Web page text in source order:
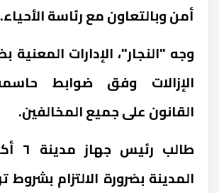
أمن وبالتعاون مع رئاسة الأحياء.
وجه "النجار"، الإدارات المعنية
الإزالات وفق ضوابط
القانون على جميع المخالفين.
المدينة بضرورة الالتزام بشروط